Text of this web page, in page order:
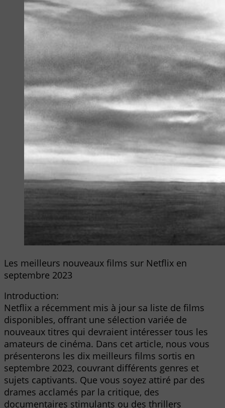
Les meilleurs nouveaux films sur Netflix en
septembre 2023
Introduction:
Netflix a récemment mis à jour sa liste de films
disponibles, offrant une sélection variée de
nouveaux titres qui devraient intéresser tous les
amateurs de cinéma. Dans cet article, nous vous
présenterons les dix meilleurs films sortis en
septembre 2023, couvrant différents genres et
sujets captivants. Que vous soyez attiré par des
drames acclamés par la critique, des
documentaires stimulants ou des thrillers